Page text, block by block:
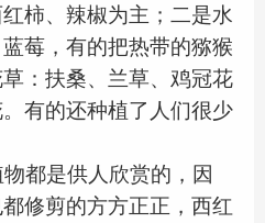
柿、辣椒为主；二是水
莓，有的把热带的猕猴
：扶桑、兰草、鸡冠花
有的还种植了人们很少
都是供人欣赏的，因
修剪的方方正正，西红